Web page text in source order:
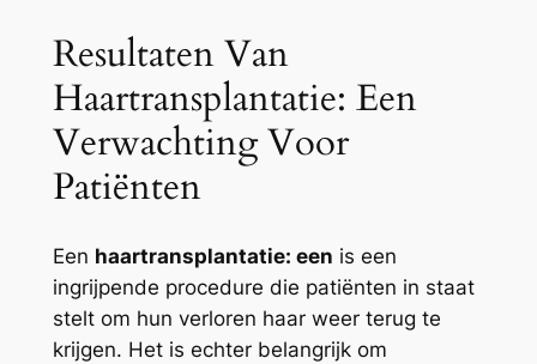
Resultaten Van
Haartransplantatie: Een
Verwachting Voor
Patiënten
Een haartransplantatie: een is een
ingrijpende procedure die patiënten in staat
stelt om hun verloren haar weer terug te
krijgen. Het is echter belangrijk om